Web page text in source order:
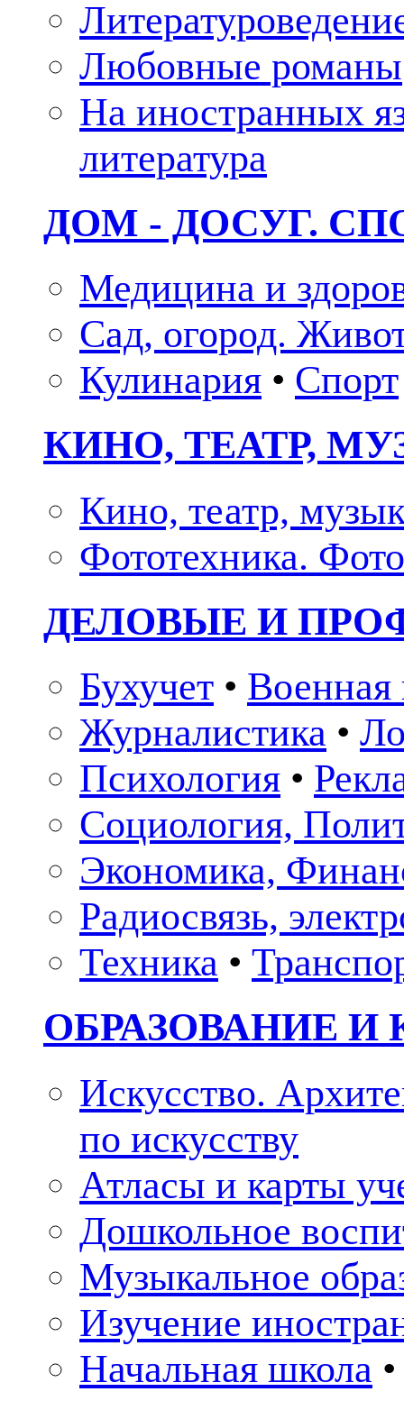
Любовные романы
На иностранных
литература
ДОМ - ДОСУГ.
Медицина и
Сад, огород.
Кулинария • Спорт
КИНО, ТЕАТР,
Кино, театр,
Фототехника.
ДЕЛОВЫЕ И
Бухучет • Военная
Журналистика •
Психология •
Социология,
Экономика,
Радиосвязь,
Техника •
ОБРАЗОВАНИЕ И
Искусство.
по искусству
Атласы и карты
Дошкольное
Музыкальное
Изучение
Начальная школа •